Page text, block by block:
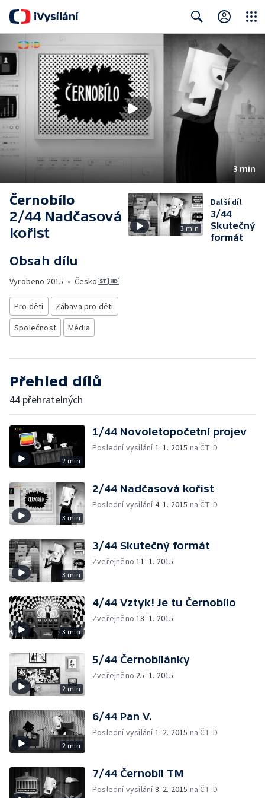
Search Close
3 min
Černobílo
2/44 Nadčasová
kořist
Obsah dílu
Vyrobeno 2015 • Česko
Pro děti
Zábava pro děti
Společnost
Média
3 min
Další díl
3/44
Skutečný
formát
Přehled dílů
44 přehratelných
2 min
1/44 Novoletopočetní projev
Poslední vysílání1. 1. 2015 na ČT :D
3 min
2/44 Nadčasová kořist
Poslední vysílání4. 1. 2015 na ČT :D
3 min
3/44 Skutečný formát
Zveřejněno11. 1. 2015
3 min
4/44 Vztyk! Je tu Černobílo
Zveřejněno18. 1. 2015
2 min
5/44 Černobílánky
Zveřejněno 25. 1. 2015
2 min
6/44 Pan V.
Poslední vysílání1. 2. 2015 na ČT :D
7/44 Černobíl TM
Poslední vysílání8. 2. 2015 na ČT :D